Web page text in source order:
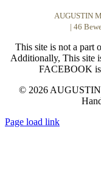
AUGUSTIN
46
This site is not a part
Additionally, This site
FACEBOOK
© 2026 AUGUSTIN
Page load link